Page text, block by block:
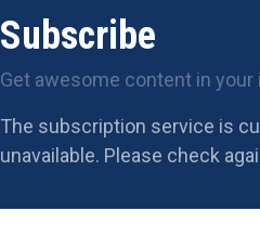
Subscribe
Get awesome content in your
The subscription service is
unavailable. Please check